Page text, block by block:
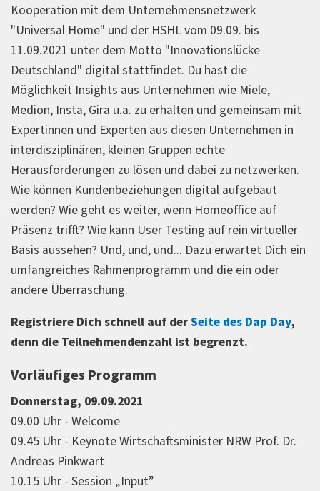
Kooperation mit dem Unternehmensnetzwerk
"Universal Home" und der HSHL vom 09.09. bis
11.09.2021 unter dem Motto "Innovationslücke
Deutschland" digital stattfindet. Du hast die
Möglichkeit Insights aus Unternehmen wie Miele,
Medion, Insta, Gira u.a. zu erhalten und gemeinsam mit
Expertinnen und Experten aus diesen Unternehmen in
interdisziplinären, kleinen Gruppen echte
Herausforderungen zu lösen und dabei zu netzwerken.
Wie können Kundenbeziehungen digital aufgebaut
werden? Wie geht es weiter, wenn Homeoffice auf
Präsenz trifft? Wie kann User Testing auf rein virtueller
Basis aussehen? Und, und, und... Dazu erwartet Dich ein
umfangreiches Rahmenprogramm und die ein oder
andere Überraschung.
Registriere Dich schnell auf derSeite des Dap Day,
denn die Teilnehmendenzahl ist begrenzt.
Vorläufiges Programm
Donnerstag, 09.09.2021
09.00 Uhr - Welcome
09.45 Uhr - Keynote Wirtschaftsminister NRW Prof. Dr.
Andreas Pinkwart
10.15 Uhr - Session „Input”